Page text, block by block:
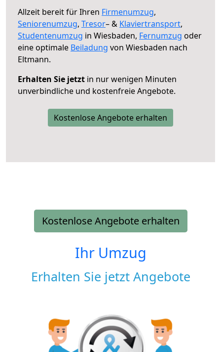
Allzeit bereit für Ihren Firmenumzug,
Seniorenumzug, Tresor– & Klaviertransport,
Studentenumzug in Wiesbaden, Fernumzug oder
eine optimale Beiladung von Wiesbaden nach
Eltmann.
Erhalten Sie jetzt in nur wenigen Minuten
unverbindliche und kostenfreie Angebote.
Kostenlose Angebote erhalten
Kostenlose Angebote erhalten
Ihr Umzug
Erhalten Sie jetzt Angebote